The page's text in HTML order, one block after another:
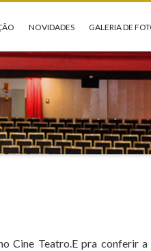
NOVIDADES GALERIA DE
Cine Teatro.E pra conferir